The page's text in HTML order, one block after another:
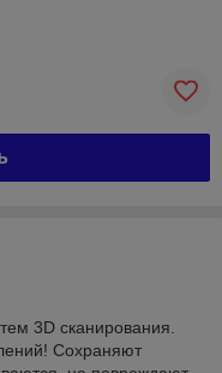
3D сканирования.
Сохраняют